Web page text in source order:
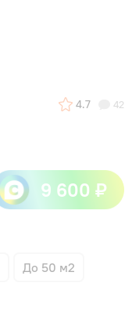
4.7 42
9 600 ₽
До 50 м2